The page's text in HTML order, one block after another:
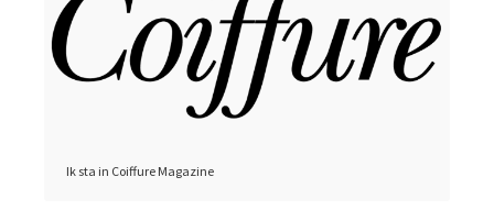
Ik sta in Coiffure Magazine